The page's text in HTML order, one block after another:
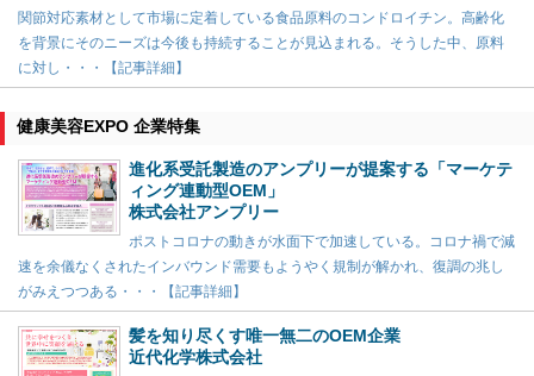
関節対応素材として市場に定着している食品原料のコンドロイチン。高齢化
を背景にそのニーズは今後も持続することが見込まれる。そうした中、原料
に対し・・・【記事詳細】
健康美容EXPO 企業特集
進化系受託製造のアンプリーが提案する「マーケテ
ィング連動型OEM」
株式会社アンプリー
ポストコロナの動きが水面下で加速している。コロナ禍で減
速を余儀なくされたインバウンド需要もようやく規制が解かれ、復調の兆し
がみえつつある・・・【記事詳細】
髪を知り尽くす唯一無二のOEM企業
近代化学株式会社